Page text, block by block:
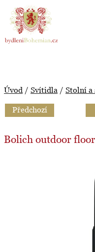
BydleniBohemian.cz
Úvod / Svítidla / Stolní a
Předchozí
Bolich outdoor